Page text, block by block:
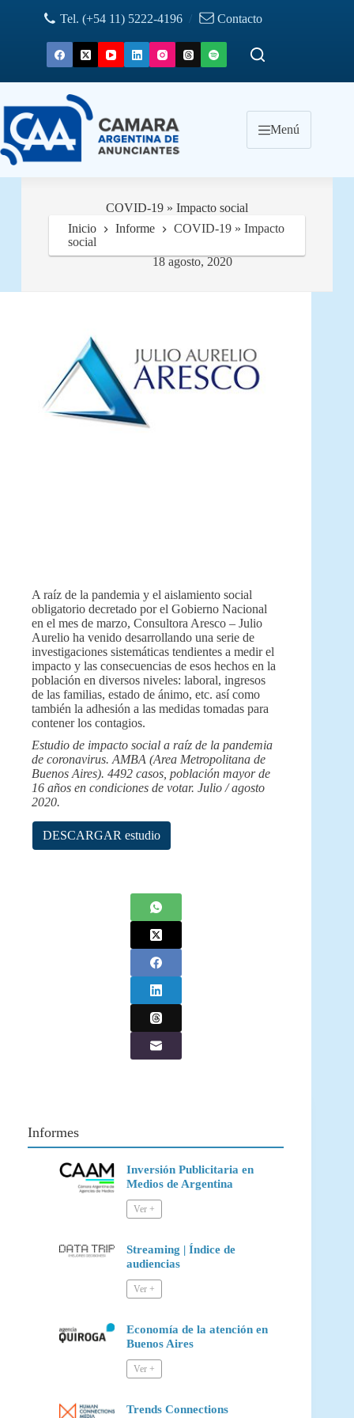
Tel. (+54 11) 5222-4196 / Contacto
Menú
COVID-19 » Impacto social
18 agosto, 2020
Inicio Informe
COVID-19 » Impacto
social
A raíz de la pandemia y el aislamiento social
obligatorio decretado por el Gobierno Nacional
en el mes de marzo, Consultora Aresco – Julio
Aurelio ha venido desarrollando una serie de
investigaciones sistemáticas tendientes a medir el
impacto y las consecuencias de esos hechos en la
población en diversos niveles: laboral, ingresos
de las familias, estado de ánimo, etc. así como
también la adhesión a las medidas tomadas para
contener los contagios.
Estudio de impacto social a raíz de la pandemia
de coronavirus. AMBA (Area Metropolitana de
Buenos Aires). 4492 casos, población mayor de
16 años en condiciones de votar. Julio / agosto
2020.
DESCARGAR estudio
Informes
Inversión Publicitaria en
Medios de Argentina
Streaming | Índice de
audiencias
Economía de la atención en
Buenos Aires
Trends Connections